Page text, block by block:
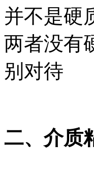
并不是硬
两者没有
别对待
二、介质